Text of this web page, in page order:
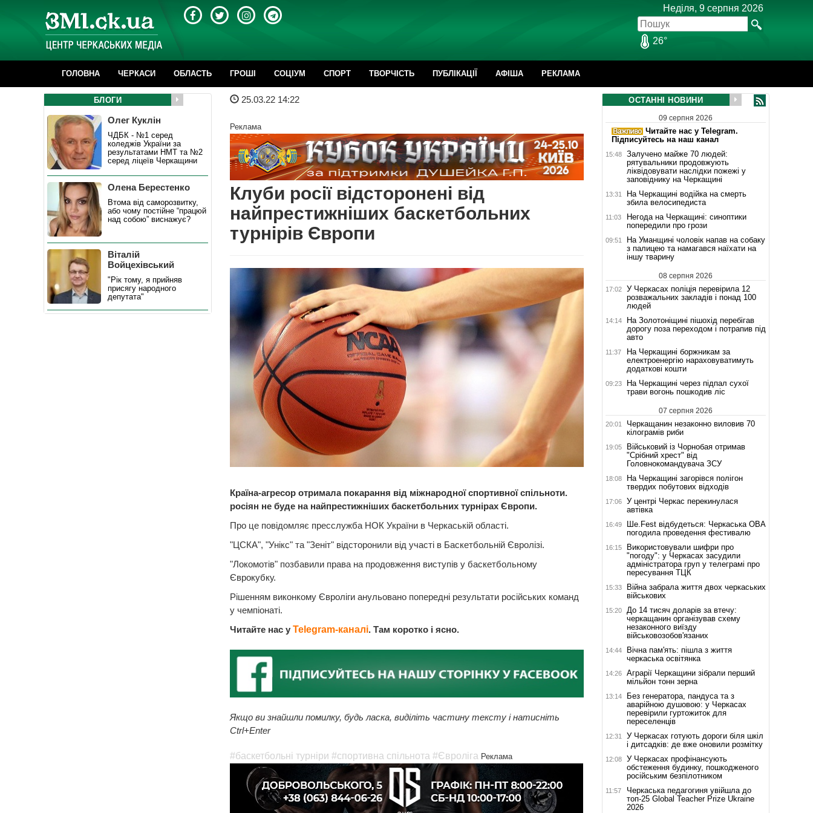
Неділя, 9 серпня 2026
26°
ГОЛОВНА ЧЕРКАСИ ОБЛАСТЬ ГРОШІ CОЦІУМ СПОРТ ТВОРЧІСТЬ ПУБЛІКАЦІЇ АФІША РЕКЛАМА
25.03.22 14:22
Реклама
Клуби росії відсторонені від
найпрестижніших баскетбольних
турнірів Європи
Країна-агресор отримала покарання від міжнародної спортивної спільноти.
росіян не буде на найпрестижніших баскетбольних турнірах Європи.
Про це повідомляє пресслужба НОК України в Черкаській області.
"ЦСКА", "Унікс" та "Зеніт" відсторонили від участі в Баскетбольній Євролізі.
"Локомотів" позбавили права на продовження виступів у баскетбольному
Єврокубку.
Рішенням виконкому Євроліги анульовано попередні результати російських команд
у чемпіонаті.
Читайте нас у Telegram-каналі. Там коротко і ясно.
Якщо ви знайшли помилку, будь ласка, виділіть частину тексту і натисніть
Ctrl+Enter
#баскетбольні турніри #спортивна спільнота #Євроліга Реклама
БЛОГИ
Олег Куклін
ЧДБК - №1 серед
коледжів України за
результатами НМТ та №2
серед ліцеїв Черкащини
Олена Берестенко
Втома від саморозвитку,
або чому постійне “працюй
над собою” виснажує?
Віталій
Войцехівський
"Рік тому, я прийняв
присягу народного
депутата"
ОСТАННІ НОВИНИ
09 серпня 2026
Читайте нас у Telegram.
Підписуйтесь на наш канал
15:48
Залучено майже 70 людей:
рятувальники продовжують
ліквідовувати наслідки пожежі у
заповіднику на Черкащині
13:31
На Черкащині водійка на смерть
збила велосипедиста
11:03
Негода на Черкащині: синоптики
попередили про грози
09:51
На Уманщині чоловік напав на собаку
з палицею та намагався наїхати на
іншу тварину
08 серпня 2026
17:02
У Черкасах поліція перевірила 12
розважальних закладів і понад 100
людей
14:14
На Золотоніщині пішохід перебігав
дорогу поза переходом і потрапив під
авто
11:37
На Черкащині боржникам за
електроенергію нараховуватимуть
додаткові кошти
09:23
На Черкащині через підпал сухої
трави вогонь пошкодив ліс
07 серпня 2026
20:01
Черкащанин незаконно виловив 70
кілограмів риби
19:05
Військовий із Чорнобая отримав
"Срібний хрест" від
Головнокомандувача ЗСУ
18:08
На Черкащині загорівся полігон
твердих побутових відходів
17:06
У центрі Черкас перекинулася
автівка
16:49
Ше.Fest відбудеться: Черкаська ОВА
погодила проведення фестивалю
16:15
Використовували шифри про
"погоду": у Черкасах засудили
адміністратора груп у телеграмі про
пересування ТЦК
15:33
Війна забрала життя двох черкаських
військових
15:20
До 14 тисяч доларів за втечу:
черкащанин організував схему
незаконного виїзду
військовозобов'язаних
14:44
Вічна пам'ять: пішла з життя
черкаська освітянка
14:26
Аграрії Черкащини зібрали перший
мільйон тонн зерна
13:14
Без генератора, пандуса та з
аварійною душовою: у Черкасах
перевірили гуртожиток для
переселенців
12:31
У Черкасах готують дороги біля шкіл
і дитсадків: де вже оновили розмітку
12:08
У Черкасах профінансують
обстеження будинку, пошкодженого
російським безпілотником
11:57
Черкаська педагогиня увійшла до
топ-25 Global Teacher Prize Ukraine
2026